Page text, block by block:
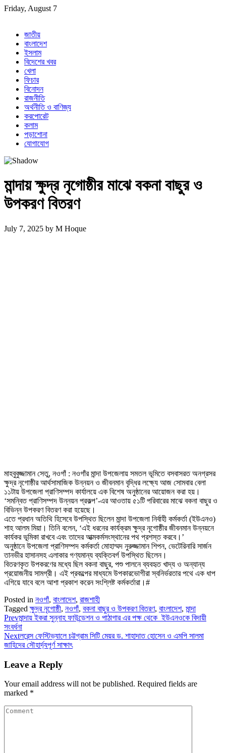
Skip
Friday, August 7
জাতীয়
বাংলাদেশ
ইসলাম
বিদেশের খবর
খেলা
ফিচার
বিনোদন
রাজনীতি
অর্থনীতি ও বাণিজ্য
করপোরেট
কলাম
পড়াশোনা
যোগাযোগ
মান্দায় ক্ষুদ্র নৃগোষ্ঠীর মাঝে বকনা বাছুর ও
উপকরণ বিতরণ
July 7, 2025 by M Hoque
মাহবুবুজ্জামান সেতু, নওগাঁ : নওগাঁর মান্দা উপজেলায় সমতল ভূমিতে বসবাসরত অনগ্রসর
ক্ষুদ্র নৃগোষ্ঠীর আর্থসামাজিক উন্নয়ন ও জীবনমান বৃদ্ধির লক্ষ্যে আজ সোমবার বেলা
১১টায় উপজেলা প্রাণিসম্পদ কার্যালয়ে এক বিশেষ অনুষ্ঠানের আয়োজন করা হয়।
‘সমন্বিত প্রাণিসম্পদ উন্নয়ন প্রকল্প’-এর আওতায় ৫১টি পরিবারের মাঝে বকনা বাছুর ও
বিভিন্ন উপকরণ বিতরণ করা হয়েছে।
এতে প্রধান অতিথি হিসেবে উপস্থিত ছিলেন মান্দা উপজেলা নির্বাহী কর্মকর্তা (ইউএনও)
শাহ আলম মিয়া। তিনি বলেন, ‘এই ধরনের কার্যক্রম ক্ষুদ্র নৃগোষ্ঠীর জীবনমান উন্নয়নে
কার্যকর ভূমিকা রাখবে এবং তাদের আত্মকর্মসংস্থানের পথ প্রশস্ত করবে।’
অনুষ্ঠানে উপজেলা প্রাণিসম্পদ কর্মকর্তা মোহাম্মদ নুরুজ্জামান শিপন, ভেটেরিনারি সার্জন
তানভীর হাসানসহ এলাকার গণ্যমান্য ব্যক্তিবর্গ উপস্থিত ছিলেন।
বিতরণকৃত উপকরণের মধ্যে ছিল বকনা বাছুর, পশু পালনে ব্যবহৃত খাদ্য ও অন্যান্য
প্রয়োজনীয় সামগ্রী। এই প্রকল্পের মাধ্যমে উপকারভোগীরা স্বনির্ভরতার পথে এক ধাপ
এগিয়ে যাবে বলে আশা প্রকাশ করেন সংশ্লিষ্ট কর্মকর্তারা।#
Posted in নওগাঁ, বাংলাদেশ, রাজশাহী
Taggedক্ষুদ্র নৃগোষ্ঠী, নওগাঁ, বকনা বাছুর ও উপকরণ বিতরণ, বাংলাদেশ, মান্দা
Prevমান্দায় ইকরা সুন্নাহ ফাউন্ডেশন ও পাঠাগার এর পক্ষ থেকে ইউএনওকে বিদায়ী
সংবর্ধনা
Nextলরেন্স ফেস্টিভ্যালে চট্টগ্রাম সিটি মেয়র ড. শাহাদাত হোসেন ও এমপি সালমা
জাহিদের সৌহার্দ্যপূর্ণ সাক্ষাৎ
Leave a Reply
Your email address will not be published. Required fields are
marked *